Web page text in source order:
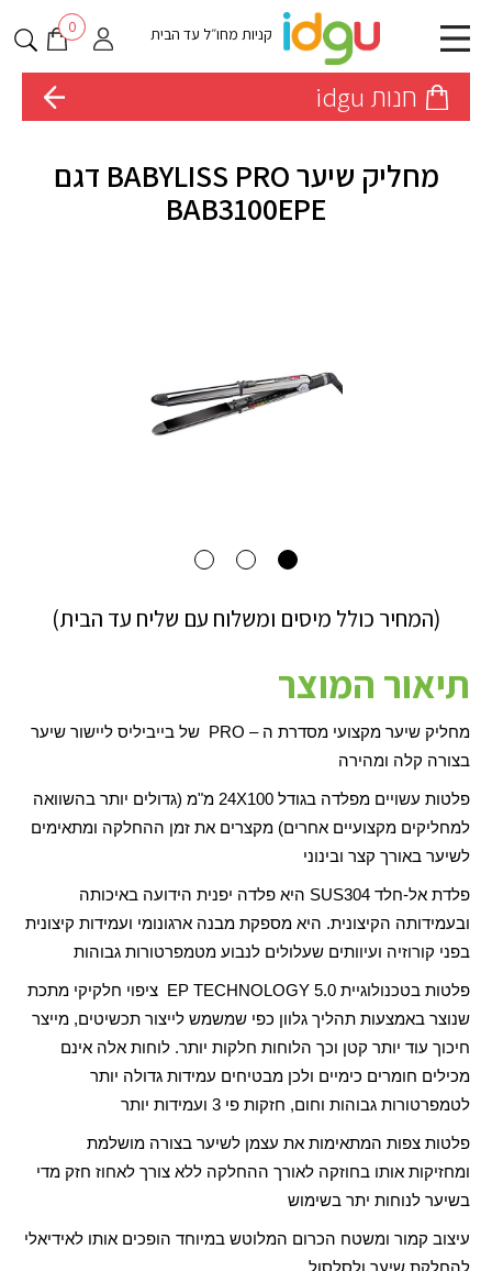
קניות מחו״ל עד הבית 0
חנות idgu
מחליק שיער BABYLISS PRO דגם
BAB3100EPE
(המחיר כולל מיסים ומשלוח עם שליח עד הבית)
תיאור המוצר
מחליק שיער מקצועי מסדרת ה – PRO של בייביליס ליישור שיער
בצורה קלה ומהירה
פלטות עשויים מפלדה בגודל X100
24 מ"מ (גדולים יותר בהשוואה
למחליקים מקצועיים אחרים) מקצרים את זמן ההחלקה ומתאימים
לשיער באורך קצר ובינוני
פלדת אל-חלד SUS304 היא פלדה יפנית הידועה באיכותה
ובעמידותה הקיצונית. היא מספקת מבנה ארגונומי ועמידות קיצונית
בפני קורוזיה ועיוותים שעלולים לנבוע מטמפרטורות גבוהות
פלטות בטכנולוגיית EP TECHNOLOGY 5.0 ציפוי חלקיקי מתכת
שנוצר באמצעות תהליך גלוון כפי שמשמש לייצור תכשיטים, מייצר
חיכוך עוד יותר קטן וכך הלוחות חלקות יותר. לוחות אלה אינם
מכילים חומרים כימיים ולכן מבטיחים עמידות גדולה יותר
לטמפרטורות גבוהות וחום, חזקות פי 3 ועמידות יותר
פלטות צפות המתאימות את עצמן לשיער בצורה מושלמת
ומחזיקות אותו בחוזקה לאורך ההחלקה ללא צורך לאחוז חזק מדי
בשיער לנוחות יתר בשימוש
עיצוב קמור ומשטח הכרום המלוטש במיוחד הופכים אותו לאידיאלי